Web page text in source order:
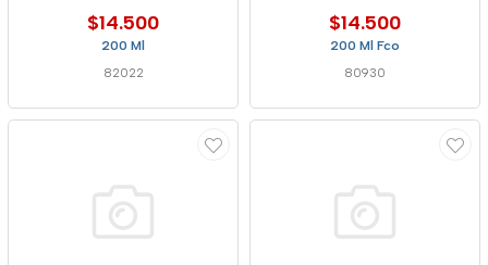
$14.500
200 Ml
82022
$14.500
200 Ml Fco
80930